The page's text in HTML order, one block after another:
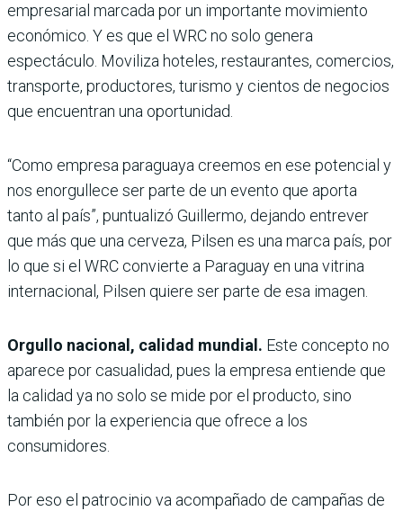
empresarial marcada por un importante movimiento
económico. Y es que el WRC no solo genera
espectáculo. Moviliza hoteles, restaurantes, comercios,
transporte, productores, turismo y cientos de negocios
que encuentran una oportunidad.
“Como empresa paraguaya creemos en ese potencial y
nos enorgullece ser parte de un evento que aporta
tanto al país”, puntualizó Guillermo, dejando entrever
que más que una cerveza, Pilsen es una marca país, por
lo que si el WRC convierte a Paraguay en una vitrina
internacional, Pilsen quiere ser parte de esa imagen.
Orgullo nacional, calidad mundial. Este concepto no
aparece por casualidad, pues la empresa entiende que
la calidad ya no solo se mide por el producto, sino
también por la experiencia que ofrece a los
consumidores.
Por eso el patrocinio va acompañado de campañas de